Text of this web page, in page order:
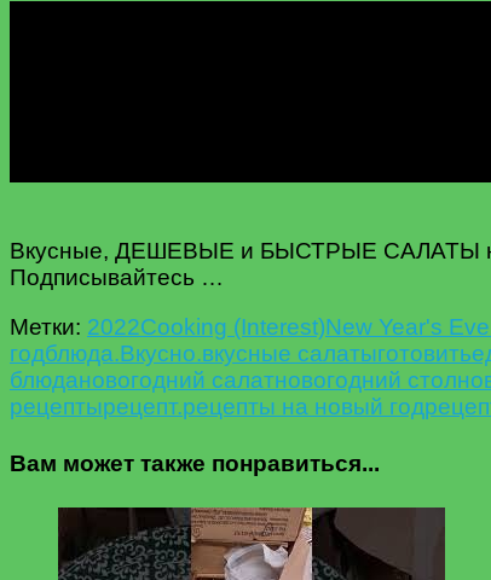
Вкусные, ДЕШЕВЫЕ и БЫСТРЫЕ САЛАТЫ
Подписывайтесь …
Метки: 2022Cooking (Interest)New Year's
годблюда.Вкусно.вкусные салатыготовить
блюдановогодний салатновогодний стол
рецептырецепт.рецепты на новый год
Вам может также понравиться...